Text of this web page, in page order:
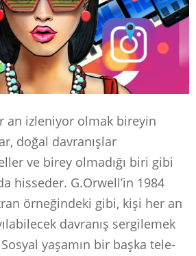
an izleniyor olmak bireyin
doğal davranışlar
ve birey olmadığı biri gibi
hisseder. G.Orwell’in 1984
örneğindeki gibi, kişi her an
davranış sergilemek
yaşamın bir başka tele-